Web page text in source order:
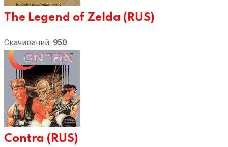
The Legend of Zelda (RUS)
Скачиваний: 950
Contra (RUS)